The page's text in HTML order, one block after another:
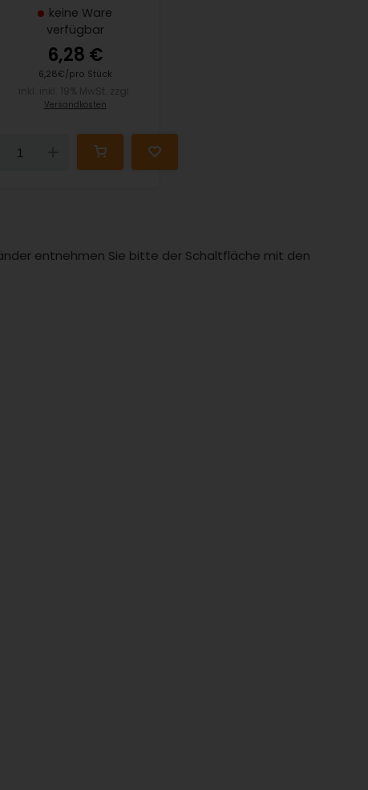
keine Ware
verfügbar
6,28 €
6,28€/pro Stück
Versandkosten
Down
entnehmen Sie bitte der Schaltfläche mit den